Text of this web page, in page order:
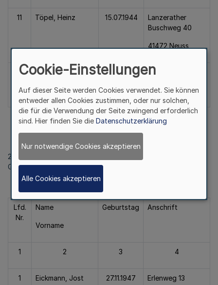
11 Töpel, Heinz 15.07.1944
Lanzerather
Buschweg 40
41472 Neuss
12
Tzschoppe,
21.02.1953 Brahmsstraße 2
53121 Bonn
2.2
Gruppe der Arbeitgeber
Lfd.
Nr.
Name
Vorname
Geburtstag Anschrift
1 2 3 4
1 Eickmann, Jost 27.11.1947 Erlenweg 13
Cookie-Einstellungen
Auf dieser Seite werden Cookies verwendet. Sie können
entweder allen Cookies zustimmen, oder nur solchen,
die für die Verwendung der Seite zwingend erforderlich
sind. Hier finden Sie die Datenschutzerklärung
Nur notwendige Cookies akzeptieren
Alle Cookies akzeptieren